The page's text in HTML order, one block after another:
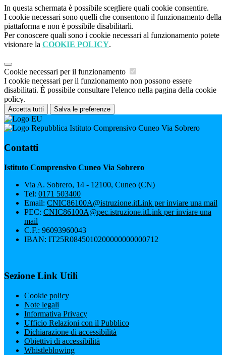
In questa schermata è possibile scegliere quali cookie consentire.
I cookie necessari sono quelli che consentono il funzionamento della
piattaforma e non è possibile disabilitarli.
Per conoscere quali sono i cookie necessari al funzionamento potete
visionare la COOKIE POLICY.
Cookie necessari per il funzionamento
I cookie necessari per il funzionamento non possono essere
disabilitati. È possibile consultare l'elenco nella pagina della cookie
policy.
Accetta tutti Salva le preferenze
Istituto Comprensivo Cuneo Via Sobrero
Contatti
Istituto Comprensivo Cuneo Via Sobrero
Via A. Sobrero, 14 - 12100, Cuneo (CN)
Tel: 0171 503400
Email: CNIC86100A@istruzione.itLink per inviare una mail
PEC: CNIC86100A@pec.istruzione.itLink per inviare una
mail
C.F.: 96093960043
IBAN: IT25R0845010200000000000712
Sezione Link Utili
Cookie policy
Note legali
Informativa Privacy
Ufficio Relazioni con il Pubblico
Dichiarazione di accessibilità
Obiettivi di accessibilità
Whistleblowing